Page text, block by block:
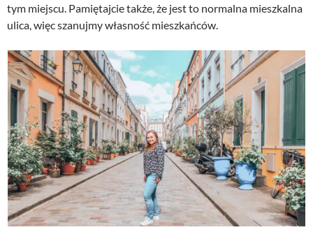
tym miejscu. Pamiętajcie także, że jest to normalna mieszkalna
ulica, więc szanujmy własność mieszkańców.